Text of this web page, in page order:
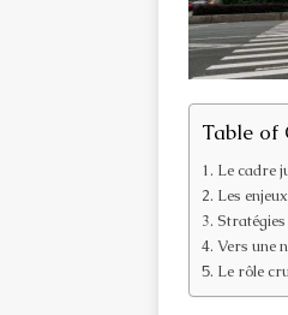
Table of
Le cadre
Les
Vers une
Le rôle